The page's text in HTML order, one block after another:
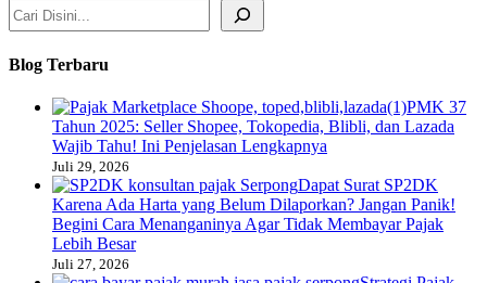
Blog Terbaru
PMK 37
Tahun 2025: Seller Shopee, Tokopedia, Blibli, dan Lazada
Wajib Tahu! Ini Penjelasan Lengkapnya
Juli 29, 2026
Dapat Surat SP2DK
Karena Ada Harta yang Belum Dilaporkan? Jangan Panik!
Begini Cara Menanganinya Agar Tidak Membayar Pajak
Lebih Besar
Juli 27, 2026